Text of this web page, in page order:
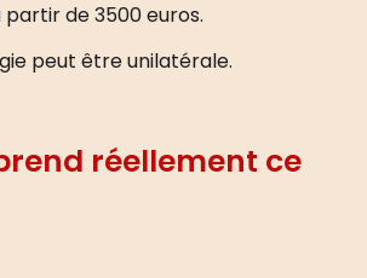
partir de 3500 euros.
peut être unilatérale.
réellement ce